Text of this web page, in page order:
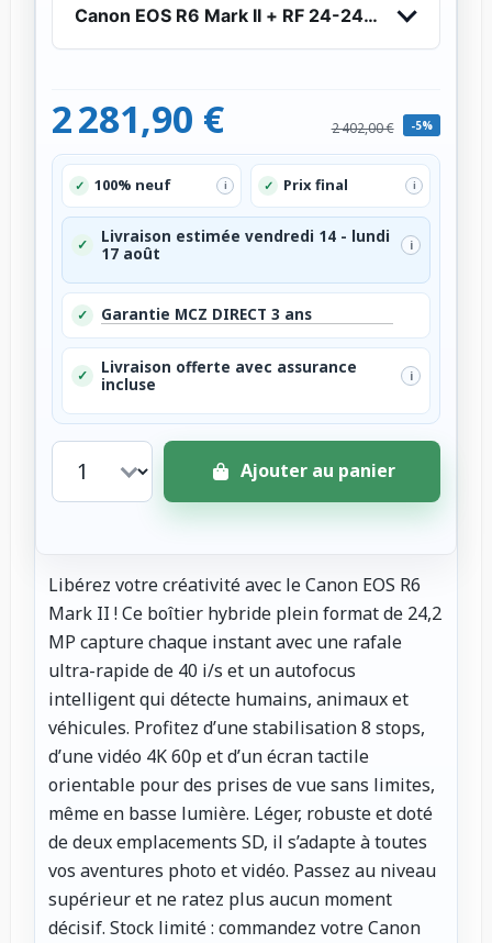
Canon EOS R6 Mark II + RF 24-240mm f/4-6.3
2 281,90 € 2 402,00 € -5%
✓ 100% neuf i ✓ Prix final i
✓
Livraison estimée vendredi 14 - lundi
17 août
i
✓ Garantie MCZ DIRECT 3 ans
✓
Livraison offerte avec assurance
incluse
i
Ajouter au panier
Libérez votre créativité avec le Canon EOS R6
Mark II ! Ce boîtier hybride plein format de 24,2
MP capture chaque instant avec une rafale
ultra-rapide de 40 i/s et un autofocus
intelligent qui détecte humains, animaux et
véhicules. Profitez d’une stabilisation 8 stops,
d’une vidéo 4K 60p et d’un écran tactile
orientable pour des prises de vue sans limites,
même en basse lumière. Léger, robuste et doté
de deux emplacements SD, il s’adapte à toutes
vos aventures photo et vidéo. Passez au niveau
supérieur et ne ratez plus aucun moment
décisif. Stock limité : commandez votre Canon